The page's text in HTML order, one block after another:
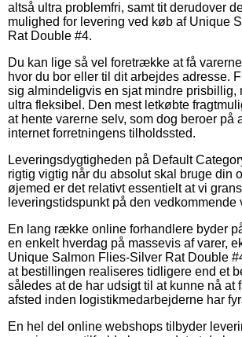
altså ultra problemfri, samt tit derudover
mulighed for levering ved køb af Unique
Rat Double #4.
Du kan lige så vel foretrække at få
hvor du bor eller til dit arbejdes adresse.
sig almindeligvis en sjat mindre prisbillig,
ultra fleksibel. Den mest letkøbte
at hente varerne selv, som dog beroer på
internet forretningens tilholdssted.
Leveringsdygtigheden på Default
rigtig vigtig når du absolut skal bruge din
øjemed er det relativt essentielt at vi
leveringstidspunkt på den vedkommende
En lang række online forhandlere byder
en enkelt hverdag på massevis af varer,
Unique Salmon Flies-Silver Rat Double
at bestillingen realiseres tidligere end et
således at de har udsigt til at kunne nå at
afsted inden logistikmedarbejderne har
En hel del online webshops tilbyder